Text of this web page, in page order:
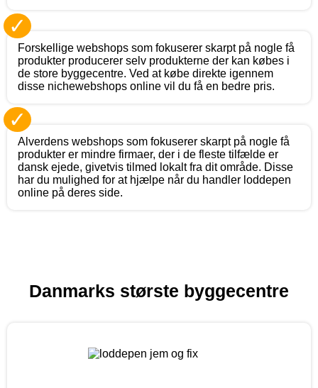
✓
Forskellige webshops som fokuserer skarpt på nogle få
produkter producerer selv produkterne der kan købes i
de store byggecentre. Ved at købe direkte igennem
disse nichewebshops online vil du få en bedre pris.
✓
Alverdens webshops som fokuserer skarpt på nogle få
produkter er mindre firmaer, der i de fleste tilfælde er
dansk ejede, givetvis tilmed lokalt fra dit område. Disse
har du mulighed for at hjælpe når du handler loddepen
online på deres side.
Danmarks største byggecentre